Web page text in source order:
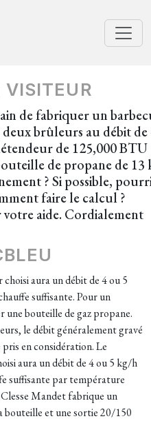
de fabriquer un
deux brûleurs au débit de
de 125,000 BTU
de propane de 13
? Si possible,
faire le calcul ?
aide. Cordialement
aura un débit de 4 ou 5
suffisante. Pour un
une bouteille de gaz propane.
le débit généralement gravé
en considération. Le
aura un débit de 4 ou 5 kg/h
suffisante par température
Mandet fabrique un
bouteille et une sortie 20/150